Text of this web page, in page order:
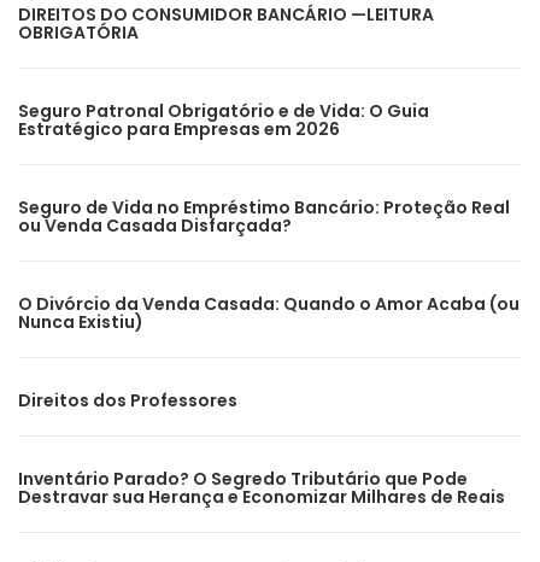
DIREITOS DO CONSUMIDOR BANCÁRIO —LEITURA
OBRIGATÓRIA
Seguro Patronal Obrigatório e de Vida: O Guia
Estratégico para Empresas em 2026
Seguro de Vida no Empréstimo Bancário: Proteção Real
ou Venda Casada Disfarçada?
O Divórcio da Venda Casada: Quando o Amor Acaba (ou
Nunca Existiu)
Direitos dos Professores
Inventário Parado? O Segredo Tributário que Pode
Destravar sua Herança e Economizar Milhares de Reais